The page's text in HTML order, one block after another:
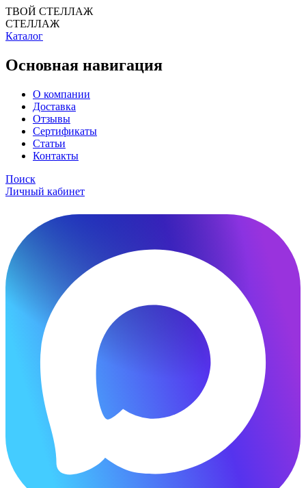
ТВОЙ СТЕЛЛАЖ
СТЕЛЛАЖ
Каталог
Основная навигация
О компании
Доставка
Отзывы
Сертификаты
Статьи
Контакты
Поиск
Личный кабинет